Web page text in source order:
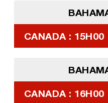
CANADA : 15H00
CANADA : 16H00